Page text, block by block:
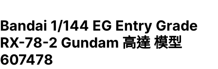
Bandai 1/144 EG Entry Grade
RX-78-2 Gundam 高達 模型
607478